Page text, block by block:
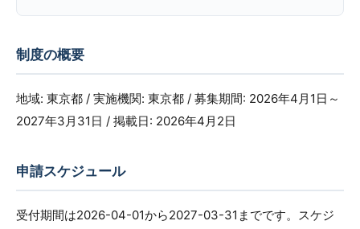
制度の概要
地域: 東京都 / 実施機関: 東京都 / 募集期間: 2026年4月1日～
2027年3月31日 / 掲載日: 2026年4月2日
申請スケジュール
受付期間は2026-04-01から2027-03-31までです。スケジ